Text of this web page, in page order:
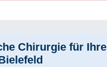
Chirurgie für